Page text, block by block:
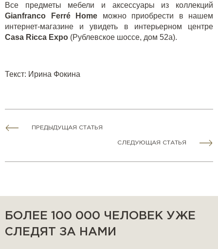
Все предметы мебели и аксессуары из коллекций
Gianfranco
Ferré Home можно приобрести в нашем
интернет-магазине и увидеть в интерьерном центре
Casa Ricca Expo (Рублевское шоссе, дом 52а).
Текст: Ирина Фокина
ПРЕДЫДУЩАЯ СТАТЬЯ
СЛЕДУЮЩАЯ СТАТЬЯ
БОЛЕЕ 100 000 ЧЕЛОВЕК УЖЕ
СЛЕДЯТ ЗА НАМИ